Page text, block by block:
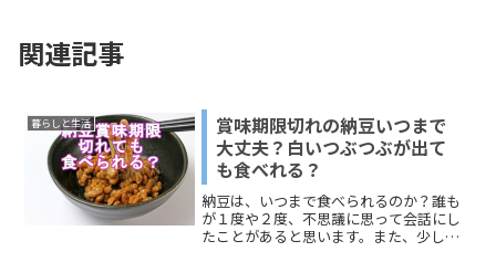
関連記事
暮らしと生活
賞味期限切れの納豆いつまで
大丈夫？白いつぶつぶが出て
も食べれる？
納豆は、いつまで食べられるのか？誰も
が１度や２度、不思議に思って会話にし
たことがあると思います。また、少しく